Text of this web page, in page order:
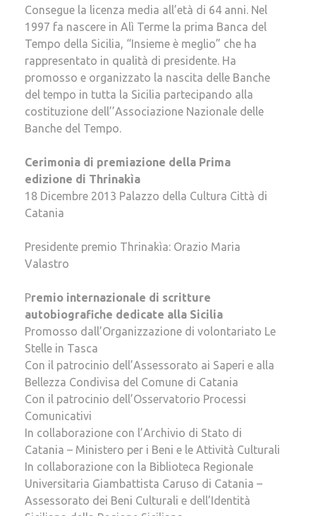
Consegue la licenza media all’età di 64 anni. Nel
1997 fa nascere in Alì Terme la prima Banca del
Tempo della Sicilia, “Insieme è meglio” che ha
rappresentato in qualità di presidente. Ha
promosso e organizzato la nascita delle Banche
del tempo in tutta la Sicilia partecipando alla
costituzione dell’’Associazione Nazionale delle
Banche del Tempo.
Cerimonia di premiazione della Prima
edizione di Thrinakìa
18 Dicembre 2013 Palazzo della Cultura Città di
Catania
Presidente premio Thrinakìa: Orazio Maria
Valastro
Premio internazionale di scritture
autobiografiche dedicate alla Sicilia
Promosso dall’Organizzazione di volontariato Le
Stelle in Tasca
Con il patrocinio dell’Assessorato ai Saperi e alla
Bellezza Condivisa del Comune di Catania
Con il patrocinio dell’Osservatorio Processi
Comunicativi
In collaborazione con l’Archivio di Stato di
Catania – Ministero per i Beni e le Attività Culturali
In collaborazione con la Biblioteca Regionale
Universitaria Giambattista Caruso di Catania –
Assessorato dei Beni Culturali e dell’Identità